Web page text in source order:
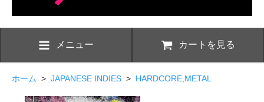
メニュー カートを見る
ホーム > JAPANESE INDIES > HARDCORE,METAL